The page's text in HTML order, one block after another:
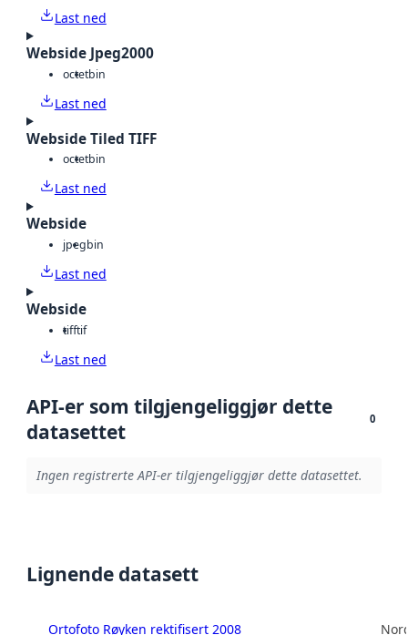
Last ned
Webside Jpeg2000
octetbin
Last ned
Webside Tiled TIFF
octetbin
Last ned
Webside
jpegbin
Last ned
Webside
tifftif
Last ned
API-er som tilgjengeliggjør dette
datasettet
0
Ingen registrerte API-er tilgjengeliggjør dette datasettet.
Lignende datasett
Ortofoto Røyken rektifisert 2008